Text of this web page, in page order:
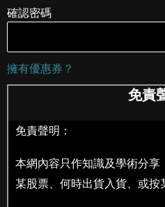
確認密碼
擁有優惠券？